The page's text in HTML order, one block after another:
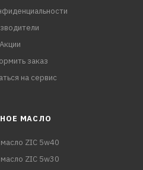
Акции
заказ
на сервис
МАСЛО
ZIC 5w40
ZIC 5w30